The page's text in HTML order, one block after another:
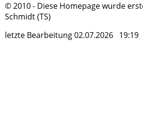
© 2010 - Diese Homepage wurde
Schmidt (TS)
letzte Bearbeitung 02.07.2026 19:19